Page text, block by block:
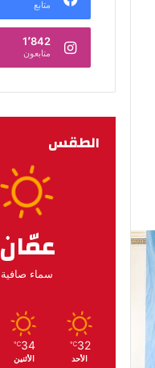
متابع
1٬842
متابعون
الطقس
عمّان
سماء صافية
32
℃
الأحد
34
℃
الأثنين